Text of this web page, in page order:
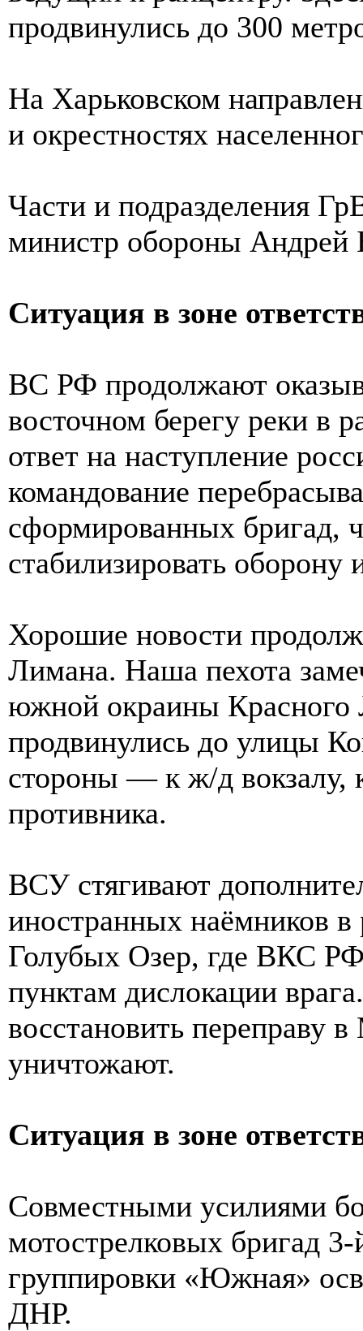
продвинулись до 300
На Харьковском
и окрестностях
Части и подразделения
министр обороны Андрей
Ситуация в зоне
ВС РФ продолжают
восточном берегу реки в
ответ на наступление
командование
сформированных бригад,
стабилизировать оборону
Хорошие новости
Лимана. Наша пехота
южной окраины
продвинулись до улицы
стороны — к ж/д вокзалу,
противника.
ВСУ стягивают
иностранных наёмников
Голубых Озер, где ВКС
пунктам дислокации
восстановить переправу
уничтожают.
Ситуация в зоне
Совместными усилиями
мотострелковых бригад
группировки «Южная»
ДНР.